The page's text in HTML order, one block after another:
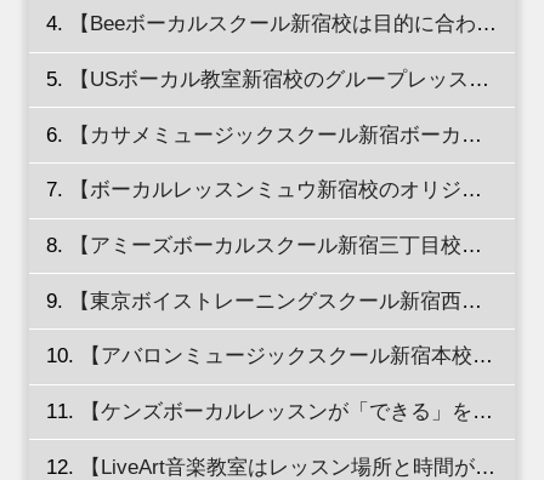
【Beeボーカルスクール新宿校は目的に合わせたコースが選べる！】
【USボーカル教室新宿校のグループレッスンは人と歌う喜びを共有できる！】
【カサメミュージックスクール新宿ボーカル＆ボイストレーニングスクールは月1回から通える！】
【ボーカルレッスンミュウ新宿校のオリジナルカリキュラムはさまざまなレベルのニーズに対応！】
【アミーズボーカルスクール新宿三丁目校は現役で活動しているミュージシャンのレッスンが受けられる！】
【東京ボイストレーニングスクール新宿西口校は対面ならではのレッスンが受けられる！】
【アバロンミュージックスクール新宿本校ではAmazon1位になった話題のレッスンが受けられる！】
【ケンズボーカルレッスンが「できる」を全面サポート！】
【LiveArt音楽教室はレッスン場所と時間が選べるから無理のないスケジュール作成が可能！】